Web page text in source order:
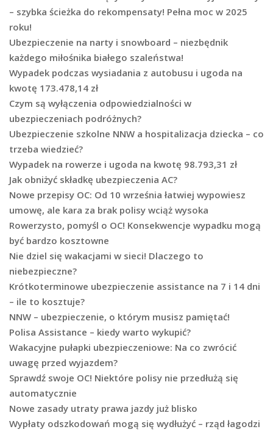
– szybka ścieżka do rekompensaty! Pełna moc w 2025
roku!
Ubezpieczenie na narty i snowboard – niezbędnik
każdego miłośnika białego szaleństwa!
Wypadek podczas wysiadania z autobusu i ugoda na
kwotę 173.478,14 zł
Czym są wyłączenia odpowiedzialności w
ubezpieczeniach podróżnych?
Ubezpieczenie szkolne NNW a hospitalizacja dziecka – co
trzeba wiedzieć?
Wypadek na rowerze i ugoda na kwotę 98.793,31 zł
Jak obniżyć składkę ubezpieczenia AC?
Nowe przepisy OC: Od 10 września łatwiej wypowiesz
umowę, ale kara za brak polisy wciąż wysoka
Rowerzysto, pomyśl o OC! Konsekwencje wypadku mogą
być bardzo kosztowne
Nie dziel się wakacjami w sieci! Dlaczego to
niebezpieczne?
Krótkoterminowe ubezpieczenie assistance na 7 i 14 dni
– ile to kosztuje?
NNW – ubezpieczenie, o którym musisz pamiętać!
Polisa Assistance – kiedy warto wykupić?
Wakacyjne pułapki ubezpieczeniowe: Na co zwrócić
uwagę przed wyjazdem?
Sprawdź swoje OC! Niektóre polisy nie przedłużą się
automatycznie
Nowe zasady utraty prawa jazdy już blisko
Wypłaty odszkodowań mogą się wydłużyć – rząd łagodzi